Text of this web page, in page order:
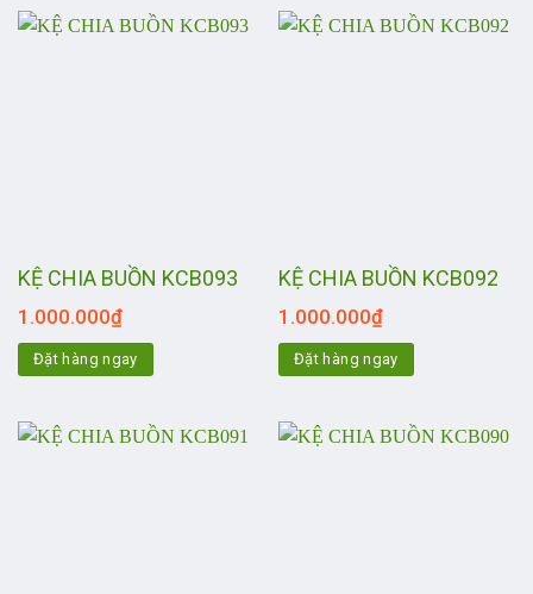
KỆ CHIA BUỒN KCB093
1.000.000₫
Đặt hàng ngay
KỆ CHIA BUỒN KCB092
1.000.000₫
Đặt hàng ngay